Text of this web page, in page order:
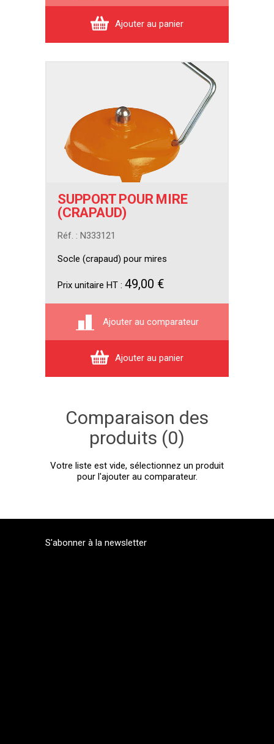
Ajouter au panier
SUPPORT POUR MIRE
(CRAPAUD)
Réf. : N333121
Socle (crapaud) pour mires
Prix unitaire HT : 49,00 €
Ajouter au comparateur
Ajouter au panier
Comparaison des
produits (0)
Votre liste est vide, sélectionnez un produit
pour l'ajouter au comparateur.
S'abonner à la newsletter